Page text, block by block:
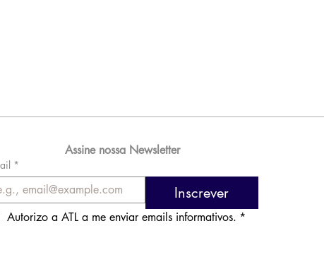
Assine nossa Newsletter
*
Inscrever
Autorizo a ATL a me enviar emails informativos. *